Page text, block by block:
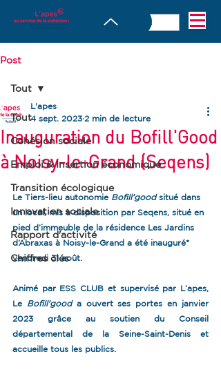
Post
Tout
Cohésion sociale
Emploi & Insertion économique
Transition écologique
Innovation sociale
Rapport d'activité
Chiffres clés
Tout
Inauguration du Bofill'Good
à Noisy-le-Grand (Seqens)
L'apes
4 sept. 2023 2 min de lecture
Le Tiers-lieu autonomie Bofill’good situé dans
un local, mis à disposition par Seqens, situé en
pied d’immeuble de la résidence Les Jardins
d’Abraxas à Noisy-le-Grand a été inauguré*
vendredi 31 août.
Animé par ESS CLUB et supervisé par L’apes,
Le Bofill'good a ouvert ses portes en janvier
2023 grâce au soutien du Conseil
départemental de la Seine-Saint-Denis et
accueille tous les publics.